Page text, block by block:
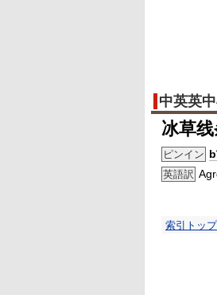
中英英
冰草
ピンイン
英語訳
索引トップ